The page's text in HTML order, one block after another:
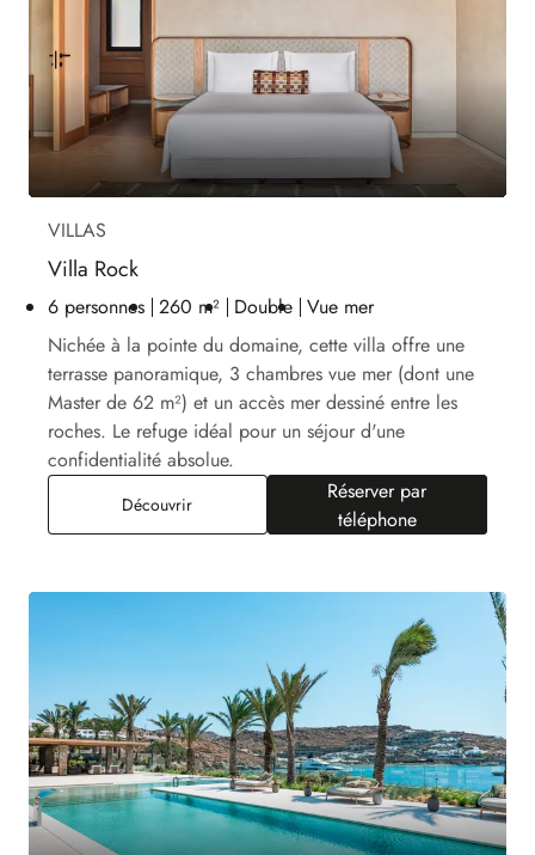
VILLAS
Villa Rock
6 personnes 260 m² Double Vue mer
Nichée à la pointe du domaine, cette villa offre une
terrasse panoramique, 3 chambres vue mer (dont une
Master de 62 m²) et un accès mer dessiné entre les
roches. Le refuge idéal pour un séjour d'une
confidentialité absolue.
DécouvrirVilla Rock
Réserver par
téléphone